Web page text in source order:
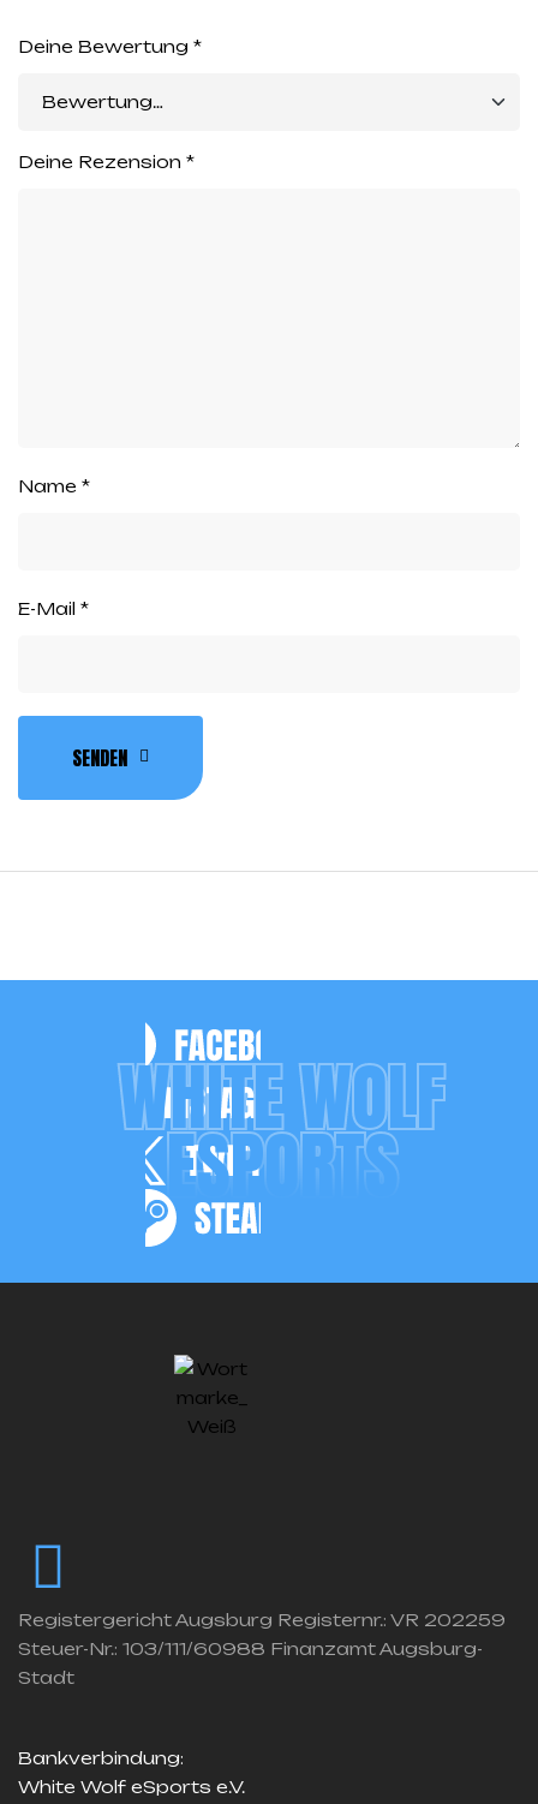
Deine Bewertung *
Deine Rezension *
Name *
E-Mail *
SENDEN
WHITE WOLF
ESPORTS
Registergericht Augsburg Registernr.: VR 202259
Steuer-Nr.: 103/111/60988 Finanzamt Augsburg-
Stadt
Bankverbindung:
White Wolf eSports e.V.